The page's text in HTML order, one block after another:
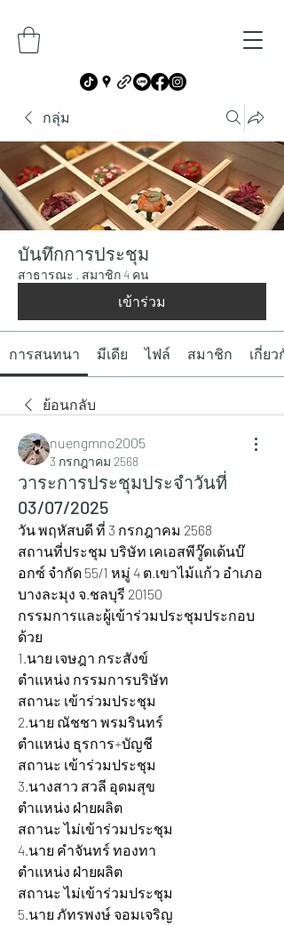
กลุ่ม
บันทึกการประชุม
สาธารณะ · สมาชิก 4 คน
เข้าร่วม
การสนทนา มีเดีย ไฟล์ สมาชิก เกี่ยว
ย้อนกลับ
nuengmno2005
3 กรกฎาคม 2568
วาระการประชุมประจำวันที่
03/07/2025
วัน พฤหัสบดี ที่ 3 กรกฎาคม 2568
สถานที่ประชุม บริษัท เคเอสพีวู๊ดเด้นบ๊
อกซ์ จำกัด 55/1 หมู่ 4 ต.เขาไม้แก้ว อำเภอ
บางละมุง จ.ชลบุรี 20150
กรรมการและผู้เข้าร่วมประชุมประกอบ
ด้วย
1.นาย เจษฎา กระสังข์
ตำแหน่ง กรรมการบริษัท
สถานะ เข้าร่วมประชุม
2.นาย ณัชชา พรมรินทร์
ตำแหน่ง ธุรการ+บัญชี
สถานะ เข้าร่วมประชุม
3.นางสาว สวลี อุดมสุข
ตำแหน่ง ฝ่ายผลิต
สถานะ ไม่เข้าร่วมประชุม
4.นาย คำจันทร์ ทองทา
ตำแหน่ง ฝ่ายผลิต
สถานะ ไม่เข้าร่วมประชุม
5.นาย ภัทรพงษ์ จอมเจริญ